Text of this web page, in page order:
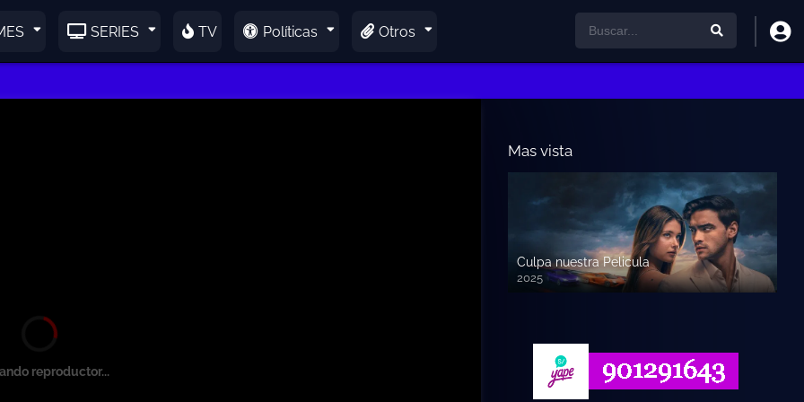
SERIES TV Políticas Otros
reproductor...
Mas vista
Culpa nuestra Pelicula
2025
720p HD